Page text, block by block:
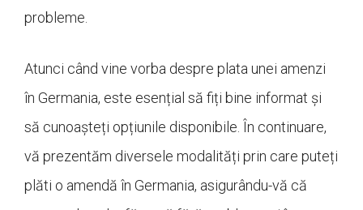
probleme.
Atunci când vine vorba despre plata unei amenzi
în Germania, este esențial să fiți bine informat și
să cunoașteți opțiunile disponibile. În continuare,
vă prezentăm diversele modalități prin care puteți
plăti o amendă în Germania, asigurându-vă că